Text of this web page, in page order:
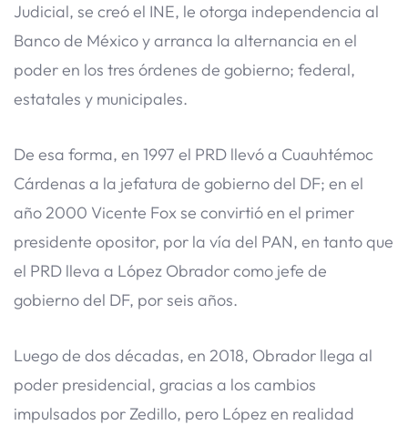
Judicial, se creó el INE, le otorga independencia al
Banco de México y arranca la alternancia en el
poder en los tres órdenes de gobierno; federal,
estatales y municipales.
De esa forma, en 1997 el PRD llevó a Cuauhtémoc
Cárdenas a la jefatura de gobierno del DF; en el
año 2000 Vicente Fox se convirtió en el primer
presidente opositor, por la vía del PAN, en tanto que
el PRD lleva a López Obrador como jefe de
gobierno del DF, por seis años.
Luego de dos décadas, en 2018, Obrador llega al
poder presidencial, gracias a los cambios
impulsados por Zedillo, pero López en realidad